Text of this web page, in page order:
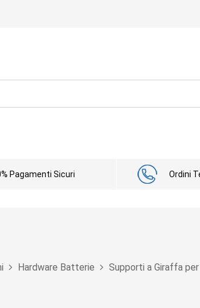
Pagamenti Sicuri Ordini
Hardware Batterie Supporti a Giraffa